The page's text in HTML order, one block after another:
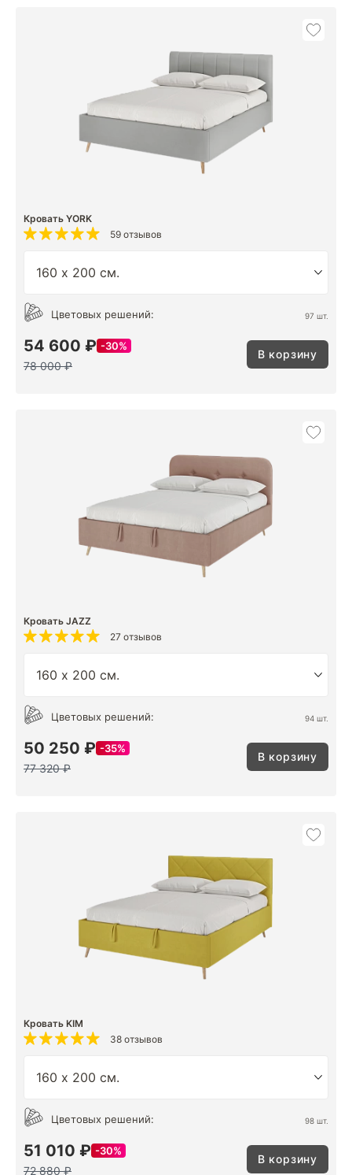
Кровать YORK
59 отзывов
Цветовых решений: 97 шт.
54 600 ₽ 30%
78 000 ₽
В корзину
Кровать JAZZ
27 отзывов
Цветовых решений: 94 шт.
50 250 ₽ 35%
77 320 ₽
В корзину
Кровать KIM
38 отзывов
Цветовых решений: 98 шт.
51 010 ₽ 30%
72 880 ₽
В корзину